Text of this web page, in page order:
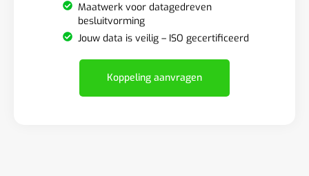
Maatwerk voor datagedreven
besluitvorming
Jouw data is veilig – ISO gecertificeerd
Koppeling aanvragen